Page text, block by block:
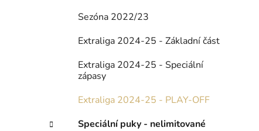
Sezóna 2022/23
Extraliga 2024-25 - Základní část
Extraliga 2024-25 - Speciální
zápasy
Extraliga 2024-25 - PLAY-OFF
Speciální puky - nelimitované